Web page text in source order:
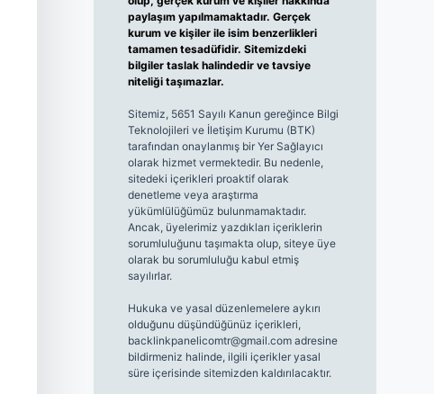
paylaşım yapılmamaktadır. Gerçek
kurum ve kişiler ile isim benzerlikleri
tamamen tesadüfidir. Sitemizdeki
bilgiler taslak halindedir ve tavsiye
niteliği taşımazlar.
Sitemiz, 5651 Sayılı Kanun gereğince Bilgi
Teknolojileri ve İletişim Kurumu (BTK)
tarafından onaylanmış bir Yer Sağlayıcı
olarak hizmet vermektedir. Bu nedenle,
sitedeki içerikleri proaktif olarak
denetleme veya araştırma
yükümlülüğümüz bulunmamaktadır.
Ancak, üyelerimiz yazdıkları içeriklerin
sorumluluğunu taşımakta olup, siteye üye
olarak bu sorumluluğu kabul etmiş
sayılırlar.
Hukuka ve yasal düzenlemelere aykırı
olduğunu düşündüğünüz içerikleri,
backlinkpanelicomtr@gmail.comadresine
bildirmeniz halinde, ilgili içerikler yasal
süre içerisinde sitemizden kaldırılacaktır.